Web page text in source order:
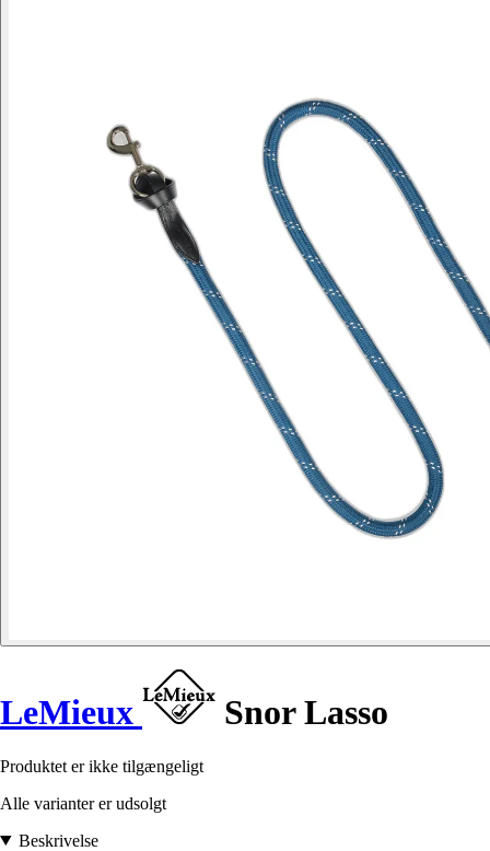
LeMieux Snor Lasso
Produktet er ikke tilgængeligt
Alle varianter er udsolgt
Beskrivelse